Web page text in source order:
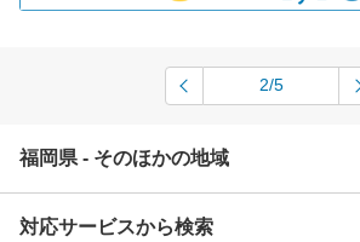
2/5
福岡県 - そのほかの地域
朝倉郡
対応サービスから検索